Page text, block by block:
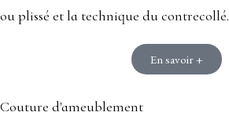
ou plissé et la technique du contrecollé.
En savoir +
Couture d'ameublement